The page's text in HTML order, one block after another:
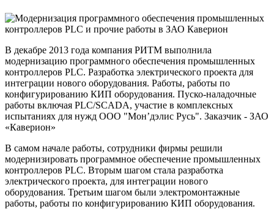
В декабре 2013 года компания РИТМ выполнила
модернизацию программного обеспечения промышленных
контроллеров PLC. Разработка электрического проекта для
интеграции нового оборудования. Работы, работы по
конфигурированию КИП оборудования. Пуско-наладочные
работы включая PLC/SCADA, участие в комплексных
испытаниях для нужд ООО "Мон’дэлис Русь". Заказчик - ЗАО
«Каверион»
В самом начале работы, сотрудники фирмы решили
модернизировать программное обеспечение промышленных
контроллеров PLC. Вторым шагом стала разработка
электрического проекта, для интеграции нового
оборудования. Третьим шагом были электромонтажные
работы, работы по конфигурированию КИП оборудования.